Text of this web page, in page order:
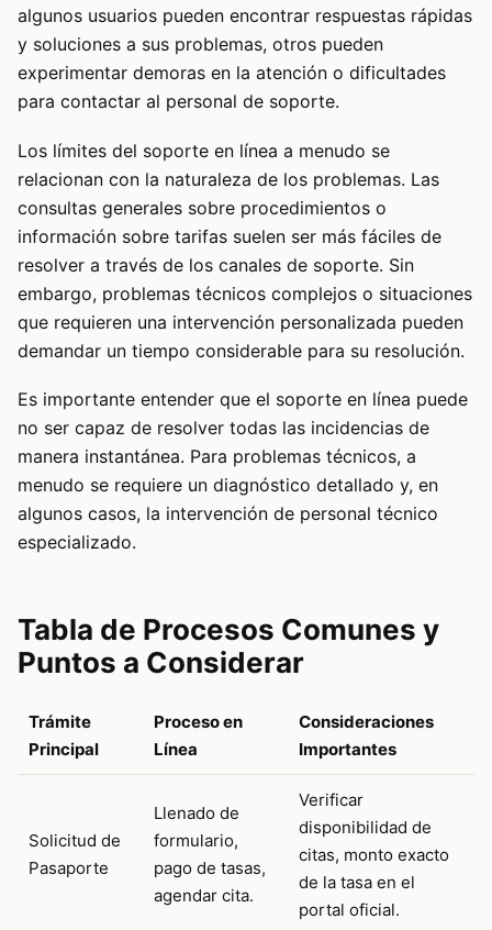
algunos usuarios pueden encontrar respuestas rápidas
y soluciones a sus problemas, otros pueden
experimentar demoras en la atención o dificultades
para contactar al personal de soporte.
Los límites del soporte en línea a menudo se
relacionan con la naturaleza de los problemas. Las
consultas generales sobre procedimientos o
información sobre tarifas suelen ser más fáciles de
resolver a través de los canales de soporte. Sin
embargo, problemas técnicos complejos o situaciones
que requieren una intervención personalizada pueden
demandar un tiempo considerable para su resolución.
Es importante entender que el soporte en línea puede
no ser capaz de resolver todas las incidencias de
manera instantánea. Para problemas técnicos, a
menudo se requiere un diagnóstico detallado y, en
algunos casos, la intervención de personal técnico
especializado.
Tabla de Procesos Comunes y
Puntos a Considerar
Trámite
Principal
Proceso en
Línea
Consideraciones
Importantes
Solicitud de
Pasaporte
Llenado de
formulario,
pago de tasas,
agendar cita.
Verificar
disponibilidad de
citas, monto exacto
de la tasa en el
portal oficial.